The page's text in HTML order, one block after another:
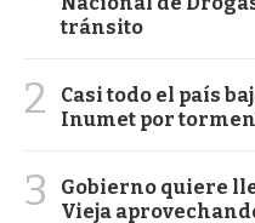
tránsito
2
Casi todo el país
Inumet por
3
Gobierno quiere
Vieja